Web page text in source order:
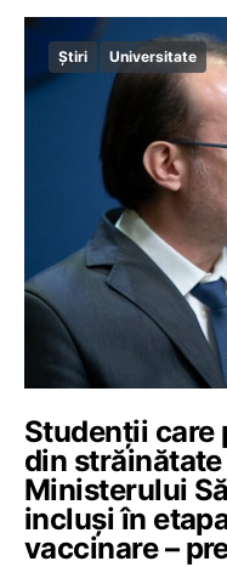
Știri Universitate
Studenții care
din străinătate
Ministerului
incluși în
vaccinare –